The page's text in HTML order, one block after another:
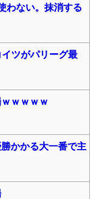
わない。抹消する
ツがパリーグ最
ｗｗｗｗ
かかる大一番で主